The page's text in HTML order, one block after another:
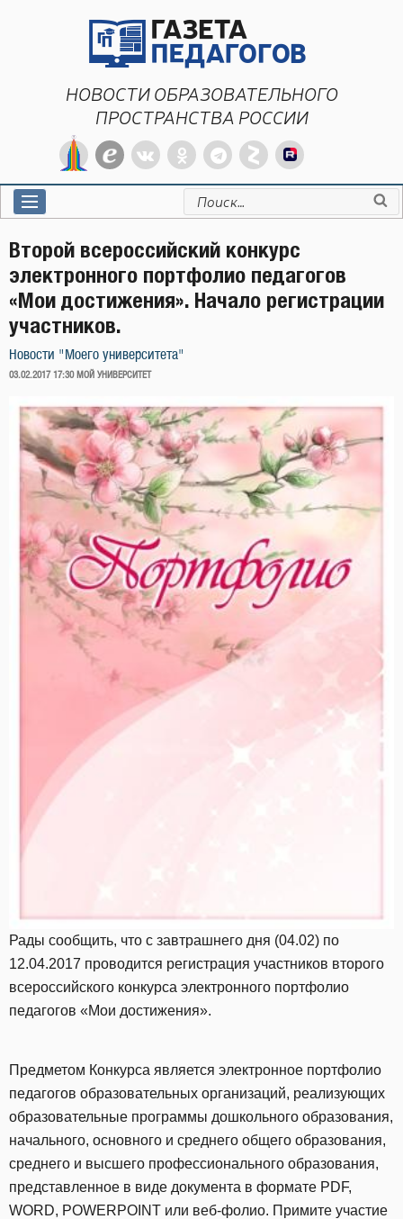
НОВОСТИ ОБРАЗОВАТЕЛЬНОГО
ПРОСТРАНСТВА РОССИИ
Искать:
Второй всероссийский конкурс
электронного портфолио педагогов
«Мои достижения». Начало регистрации
участников.
Новости "Моего университета"
ОПУБЛИКОВАНО
03.02.2017 17:30 МОЙ УНИВЕРСИТЕТ
Рады сообщить, что с завтрашнего дня (04.02) по
12.04.2017 проводится регистрация участников второго
всероссийского конкурса электронного портфолио
педагогов «Мои достижения».
Предметом Конкурса является электронное портфолио
педагогов образовательных организаций, реализующих
образовательные программы дошкольного образования,
начального, основного и среднего общего образования,
среднего и высшего профессионального образования,
представленное в виде документа в формате PDF,
WORD, POWERPOINT или веб-фолио. Примите участие